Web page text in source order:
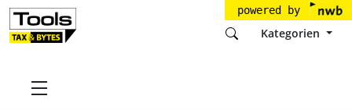
powered by
Kategorien
Startseite